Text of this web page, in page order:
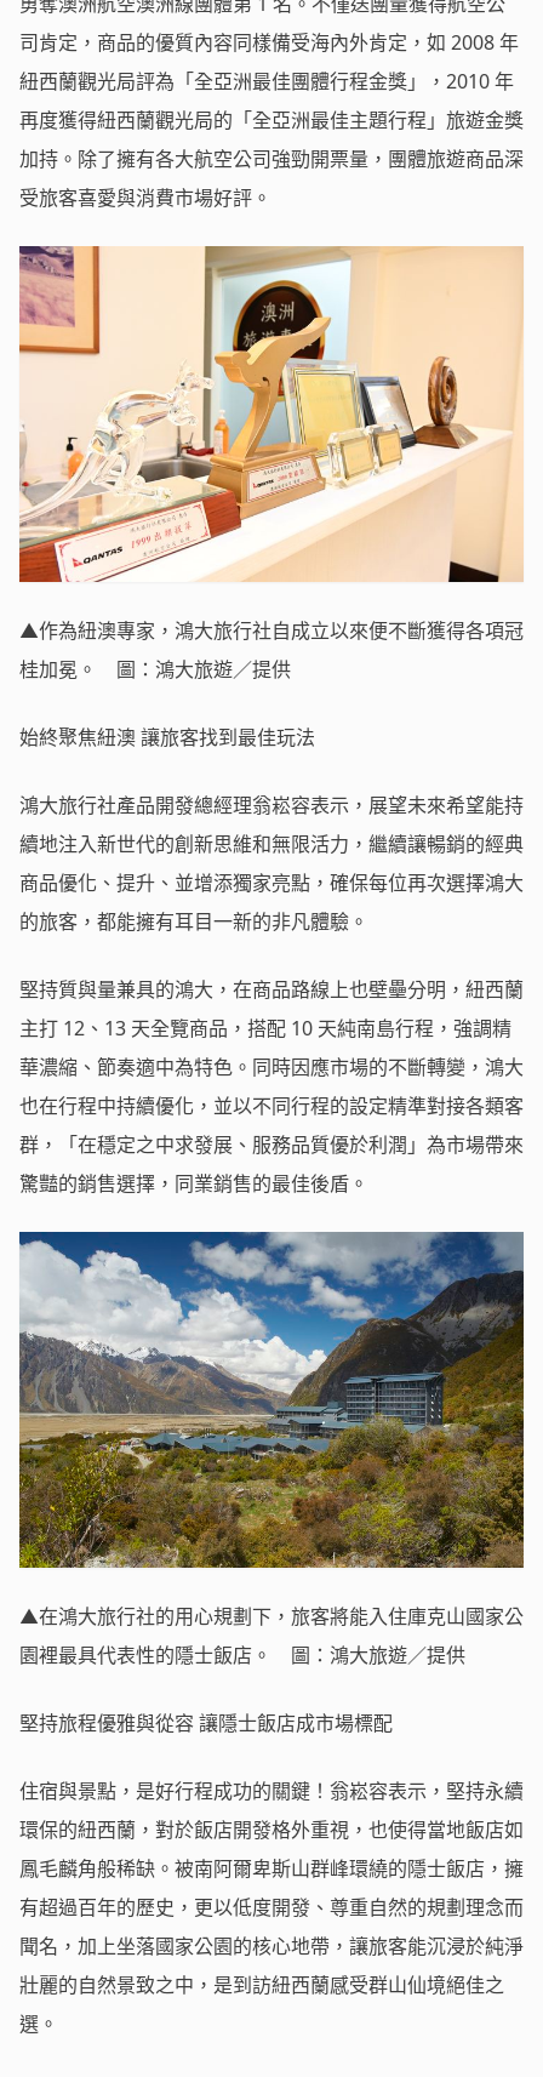
司肯定，商品的優質內容同樣備受海內外肯定，如 2008 年
紐西蘭觀光局評為「全亞洲最佳團體行程金獎」，2010 年
再度獲得紐西蘭觀光局的「全亞洲最佳主題行程」旅遊金獎
加持。除了擁有各大航空公司強勁開票量，團體旅遊商品深
受旅客喜愛與消費市場好評。
▲作為紐澳專家，鴻大旅行社自成立以來便不斷獲得各項冠
桂加冕。 圖：鴻大旅遊／提供
始終聚焦紐澳 讓旅客找到最佳玩法
鴻大旅行社產品開發總經理翁崧容表示，展望未來希望能持
續地注入新世代的創新思維和無限活力，繼續讓暢銷的經典
商品優化、提升、並增添獨家亮點，確保每位再次選擇鴻大
的旅客，都能擁有耳目一新的非凡體驗。
堅持質與量兼具的鴻大，在商品路線上也壁壘分明，紐西蘭
主打 12、13 天全覽商品，搭配 10 天純南島行程，強調精
華濃縮、節奏適中為特色。同時因應市場的不斷轉變，鴻大
也在行程中持續優化，並以不同行程的設定精準對接各類客
群，「在穩定之中求發展、服務品質優於利潤」為市場帶來
驚豔的銷售選擇，同業銷售的最佳後盾。
▲在鴻大旅行社的用心規劃下，旅客將能入住庫克山國家公
園裡最具代表性的隱士飯店。 圖：鴻大旅遊／提供
堅持旅程優雅與從容 讓隱士飯店成市場標配
住宿與景點，是好行程成功的關鍵！翁崧容表示，堅持永續
環保的紐西蘭，對於飯店開發格外重視，也使得當地飯店如
鳳毛麟角般稀缺。被南阿爾卑斯山群峰環繞的隱士飯店，擁
有超過百年的歷史，更以低度開發、尊重自然的規劃理念而
聞名，加上坐落國家公園的核心地帶，讓旅客能沉浸於純淨
壯麗的自然景致之中，是到訪紐西蘭感受群山仙境絕佳之
選。